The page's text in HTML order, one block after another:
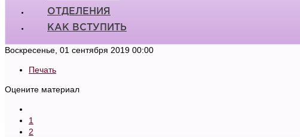
ОТДЕЛЕНИЯ
КАК ВСТУПИТЬ
Воскресенье, 01 сентября 2019 00:00
Печать
Оцените материал
1
2